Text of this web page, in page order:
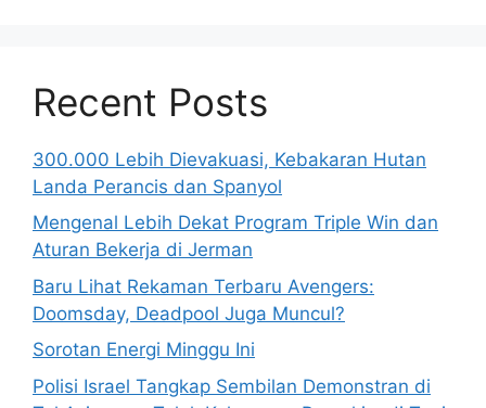
Recent Posts
300.000 Lebih Dievakuasi, Kebakaran Hutan
Landa Perancis dan Spanyol
Mengenal Lebih Dekat Program Triple Win dan
Aturan Bekerja di Jerman
Baru Lihat Rekaman Terbaru Avengers:
Doomsday, Deadpool Juga Muncul?
Sorotan Energi Minggu Ini
Polisi Israel Tangkap Sembilan Demonstran di